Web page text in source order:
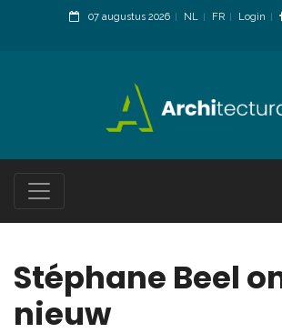
07 augustus 2026 NL FR
Login
Stéphane Beel
nieuw